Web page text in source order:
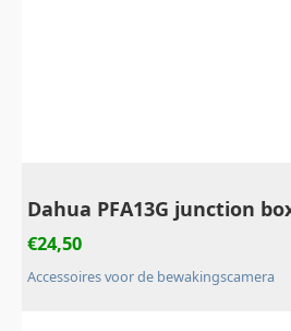
Dahua PFA13G junction
€24,50
Accessoires voor de bewakingscamera